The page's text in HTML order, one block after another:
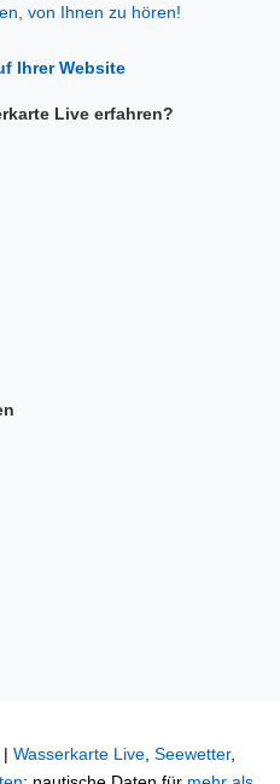
von Ihnen zu hören!
Ihrer Website
Live erfahren?
Wasserkarte Live, Seewetter,